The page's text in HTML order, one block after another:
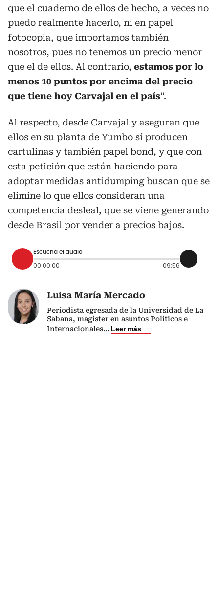
que el cuaderno de ellos de hecho, a veces no
puedo realmente hacerlo, ni en papel
fotocopia, que importamos también
nosotros, pues no tenemos un precio menor
que el de ellos. Al contrario, estamos por lo
menos 10 puntos por encima del precio
que tiene hoy Carvajal en el país”.
Al respecto, desde Carvajal y aseguran que
ellos en su planta de Yumbo sí producen
cartulinas y también papel bond, y que con
esta petición que están haciendo para
adoptar medidas antidumping buscan que se
elimine lo que ellos consideran una
competencia desleal, que se viene generando
desde Brasil por vender a precios bajos.
Escucha el audio
00:00:00 09:56
Luisa María Mercado
Periodista egresada de la Universidad de La
Sabana, magíster en asuntos Políticos e
Internacionales... Leer más